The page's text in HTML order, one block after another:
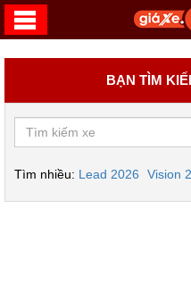
BẠN TÌM
Tìm nhiều: Lead 2026 Vision